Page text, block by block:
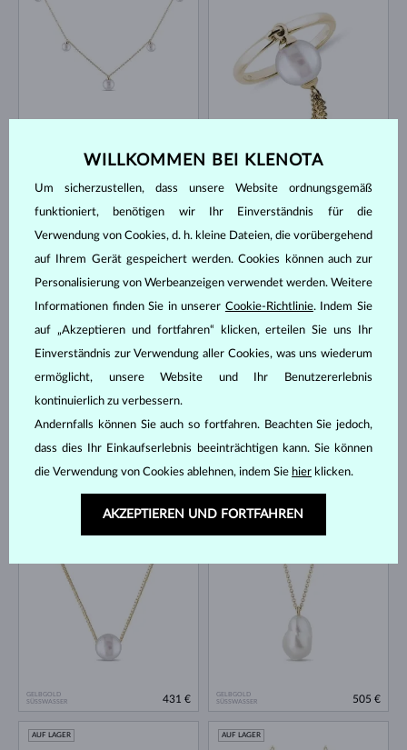
GELBGOLD
AUF LAGER
AUF LAGER
953 €
SÜSSWASSER
AUF LAGER
GELBGOLD
SÜSSWASSER
431 €
GELBGOLD
SÜSSWASSER
505 €
AUF LAGER AUF LAGER
WILLKOMMEN BEI KLENOTA
Um sicherzustellen, dass unsere Website ordnungsgemäß
funktioniert, benötigen wir Ihr Einverständnis für die
Verwendung von Cookies, d. h. kleine Dateien, die vorübergehend
auf Ihrem Gerät gespeichert werden. Cookies können auch zur
Personalisierung von Werbeanzeigen verwendet werden. Weitere
Informationen finden Sie in unserer Cookie-Richtlinie. Indem Sie
auf „Akzeptieren und fortfahren“ klicken, erteilen Sie uns Ihr
Einverständnis zur Verwendung aller Cookies, was uns wiederum
ermöglicht, unsere Website und Ihr Benutzererlebnis
kontinuierlich zu verbessern.
Andernfalls können Sie auch so fortfahren. Beachten Sie jedoch,
dass dies Ihr Einkaufserlebnis beeinträchtigen kann. Sie können
die Verwendung von Cookies ablehnen, indem Sie hier klicken.
AKZEPTIEREN UND FORTFAHREN